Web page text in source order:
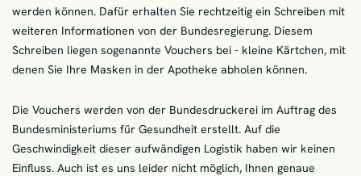
werden können. Dafür erhalten Sie rechtzeitig ein Schreiben mit
weiteren Informationen von der Bundesregierung. Diesem
Schreiben liegen sogenannte Vouchers bei - kleine Kärtchen, mit
denen Sie Ihre Masken in der Apotheke abholen können.
Die Vouchers werden von der Bundesdruckerei im Auftrag des
Bundesministeriums für Gesundheit erstellt. Auf die
Geschwindigkeit dieser aufwändigen Logistik haben wir keinen
Einfluss. Auch ist es uns leider nicht möglich, Ihnen genaue